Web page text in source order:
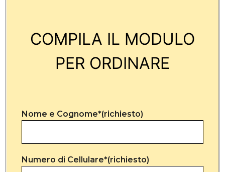
COMPILA IL MODULO
PER ORDINARE
Nome e Cognome*(richiesto)
Numero di Cellulare*(richiesto)